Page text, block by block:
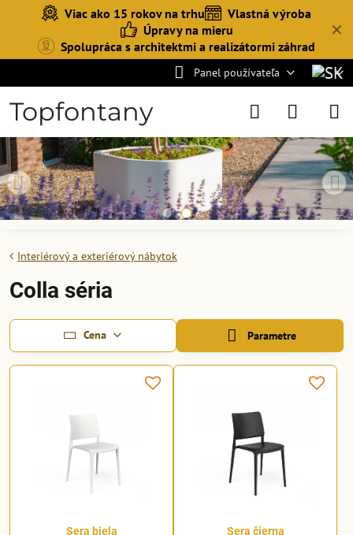
✕
Viac ako 15 rokov na trhu
Vlastná výroba
Úpravy na mieru
Spolupráca s architektmi a realizátormi záhrad
Panel používateľa
Topfontany
Interiérový a exteriérový nábytok
Colla séria
Cena Parametre
Sera biela Sera čierna